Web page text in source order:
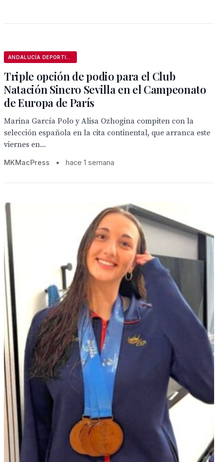
Triple opción de podio para el Club
Natación Sincro Sevilla en el Campeonato
de Europa de París
Marina García Polo y Alisa Ozhogina compiten con la
selección española en la cita continental, que arranca este
viernes en...
MKMacPress • hace 1 semana